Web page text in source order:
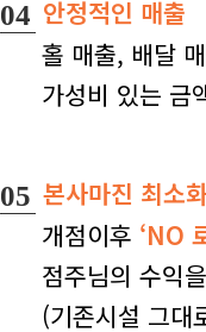
04 안정적인 매출
홀 매출, 배달
가성비 있는 금
05 본사마진 최소
개점이후 ‘NO
점주님의 수익
(기존시설 그대